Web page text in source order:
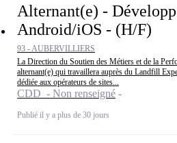
Alternant(e) -
Android/iOS - (H/F)
93 - AUBERVILLIERS
La Direction du Soutien des Métiers et de la
alternant(e) qui travaillera auprès du Landfill
dédiée aux opérateurs de sites...
CDD - Non renseigné
Publié il y a plus de 30 jours